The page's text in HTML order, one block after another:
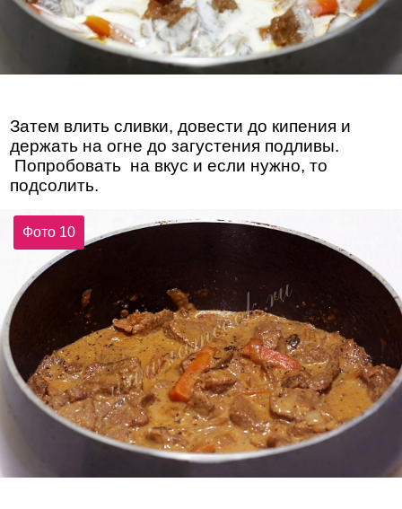
Затем влить сливки, довести до кипения и
держать на огне до загустения подливы.
Попробовать на вкус и если нужно, то
подсолить.
Фото 10